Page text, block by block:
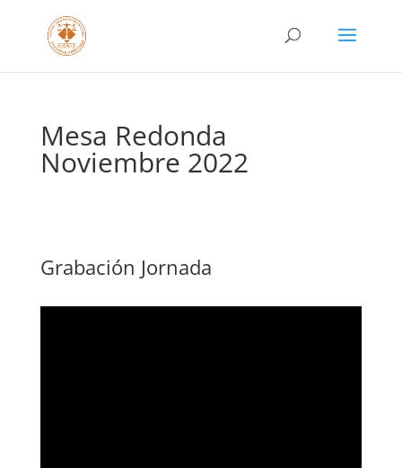
Mesa Redonda
Noviembre 2022
Grabación Jornada